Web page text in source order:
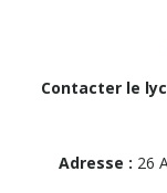
Contacter le
Adresse : 26